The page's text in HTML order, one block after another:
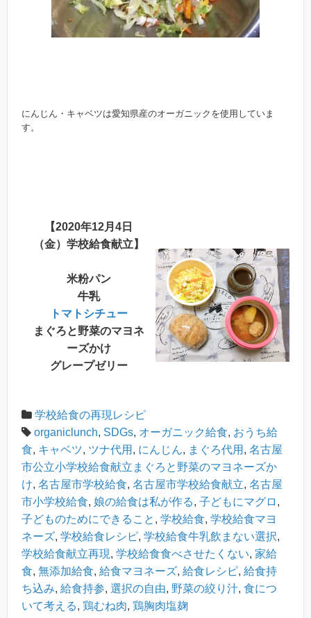
にんじん・キャベツは愛知県産のオーガニックを使用していま
す。
【2020年12月4日
（金）学校給食献立】
米粉パン
牛乳
トマトシチュー
まぐろと野菜のマヨネ
ーズかけ
グレープゼリー
学校給食の再現レシピ
organiclunch, SDGs, オーガニック給食, おうち給
食, キャベツ, ツナ代用 , にんじん, まぐろ代用 , 名古屋
市公立小学校給食献立まぐろと野菜のマヨネーズか
け, 名古屋市学校給食, 名古屋市学校給食献立, 名古屋
市小学校給食, 娘の給食は私が作る, 子どもにマグロ ,
子どものためにできること , 学校給食, 学校給食マヨ
ネーズ, 学校給食レシピ, 学校給食牛乳飲まない選択,
学校給食献立再現, 学校給食食べさせたくない, 家給
食, 無添加給食, 給食マヨネーズ, 給食レシピ, 給食持
ち込み, 給食持参, 選択の自由, 野菜の絞り汁, 食につ
いて考える, 鶏むね肉, 鶏胸肉塩麹